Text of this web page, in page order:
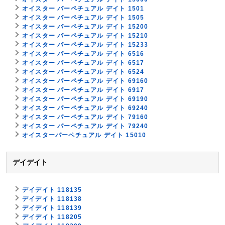
オイスター パーペチュアル デイト 1501
オイスター パーペチュアル デイト 1505
オイスター パーペチュアル デイト 15200
オイスター パーペチュアル デイト 15210
オイスター パーペチュアル デイト 15233
オイスター パーペチュアル デイト 6516
オイスター パーペチュアル デイト 6517
オイスター パーペチュアル デイト 6524
オイスター パーペチュアル デイト 69160
オイスター パーペチュアル デイト 6917
オイスター パーペチュアル デイト 69190
オイスター パーペチュアル デイト 69240
オイスター パーペチュアル デイト 79160
オイスター パーペチュアル デイト 79240
オイスターパーペチュアル デイト 15010
デイデイト
デイデイト 118135
デイデイト 118138
デイデイト 118139
デイデイト 118205